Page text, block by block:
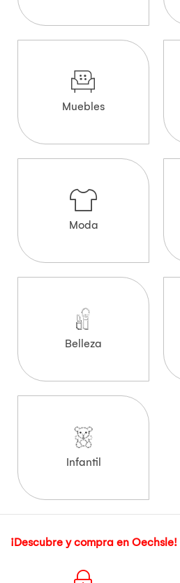
Muebles
Moda
Belleza
Infantil
¡Descubre y compra en Oechsle!